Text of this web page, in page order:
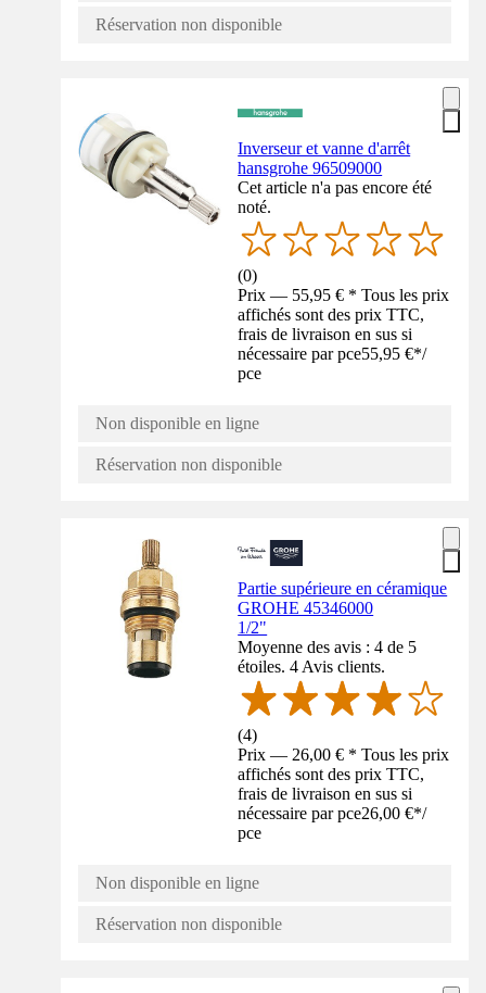
Réservation non disponible
Inverseur et vanne d'arrêt
hansgrohe 96509000
Cet article n'a pas encore été
noté.
(0)
Prix — 55,95 € * Tous les prix
affichés sont des prix TTC,
frais de livraison en sus si
nécessaire par pce55,95 €*/
pce
Non disponible en ligne
Réservation non disponible
Partie supérieure en céramique
GROHE 45346000
1/2"
Moyenne des avis : 4 de 5
étoiles. 4 Avis clients.
(4)
Prix — 26,00 € * Tous les prix
affichés sont des prix TTC,
frais de livraison en sus si
nécessaire par pce26,00 €*/
pce
Non disponible en ligne
Réservation non disponible